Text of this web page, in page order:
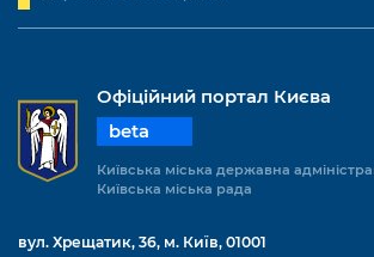
Офіційний портал Києва
beta
Київська міська державна
Київська міська рада
вул. Хрещатик, 36, м. Київ, 01001